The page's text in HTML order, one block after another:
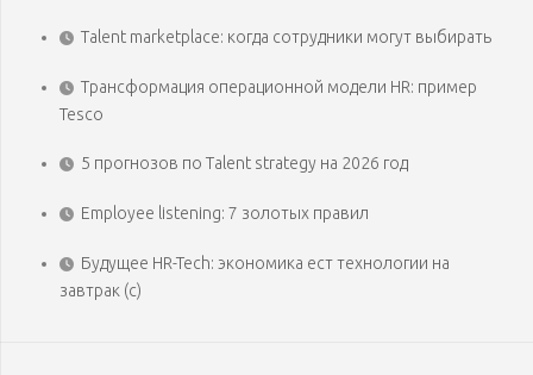
Talent marketplace: когда сотрудники могут выбирать
Трансформация операционной модели HR: пример
Tesco
5 прогнозов по Talent strategy на 2026 год
Employee listening: 7 золотых правил
Будущее HR-Tech: экономика ест технологии на
завтрак (с)